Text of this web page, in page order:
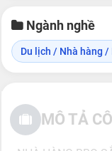
Ngành nghề
Du lịch / Nhà hàng /
MÔ TẢ